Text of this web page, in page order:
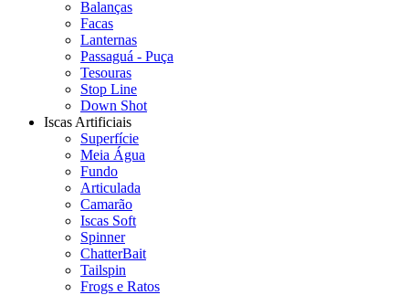
Balanças
Facas
Lanternas
Passaguá - Puça
Tesouras
Stop Line
Down Shot
Iscas Artificiais
Superfície
Meia Água
Fundo
Articulada
Camarão
Iscas Soft
Spinner
ChatterBait
Tailspin
Frogs e Ratos